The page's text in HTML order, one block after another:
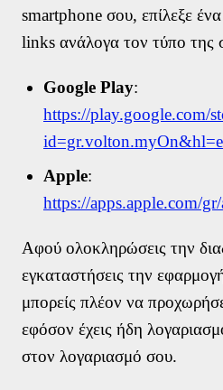
smartphone σου, επίλεξε
links ανάλογα τον τύπο της
Google Play:
https://play.google.com/
Apple:
https://apps.apple.com/
Αφού ολοκληρώσεις την
εγκαταστήσεις την
μπορείς πλέον να
εφόσον έχεις ήδη
στον λογαριασμό σου.
Φόρμα εκδήλωσης
Όνομα